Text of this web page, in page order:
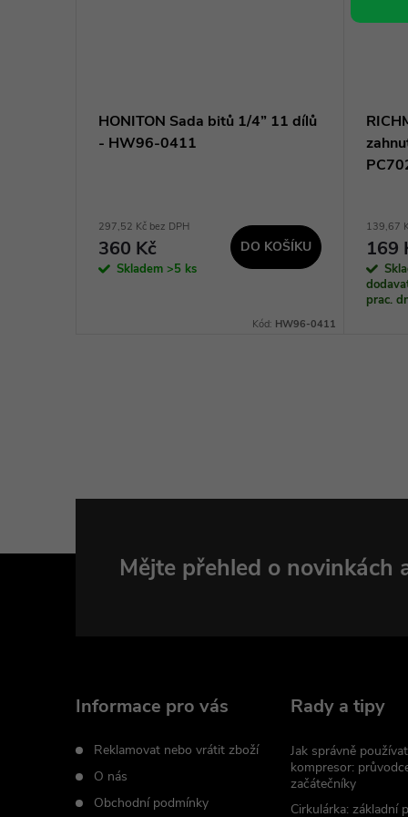
HONITON Sada bitů 1/4” 11 dílů
- HW96-0411
297,52 Kč bez DPH
360 Kč
Skladem >5 ks
DO KOŠÍKU
Kód: HW96-0411
139,67
169
prac.
Mějte přehled o novinkách
Informace pro vás
Reklamovat nebo vrátit zboží
O nás
Obchodní podmínky
Rady a tipy
Jak správně
kompresor:
začátečníky
Cirkulárka: základní